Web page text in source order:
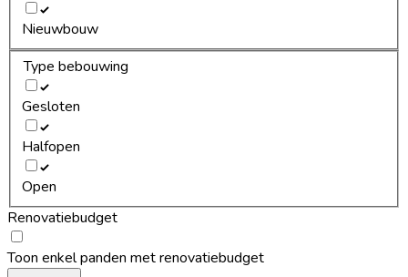
Nieuwbouw
Type bebouwing
Gesloten
Halfopen
Open
Renovatiebudget
Toon enkel panden met renovatiebudget